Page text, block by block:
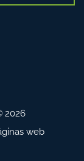
web